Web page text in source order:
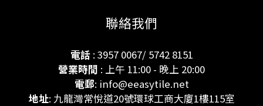
聯絡我們
電話: 3957 0067/ 5742 8151
營業時間 : 上午 11:00 - 晚上 20:00
電郵: info@eeasytile.net
地址: 九龍灣常悅道20號環球工商大廈1樓115室